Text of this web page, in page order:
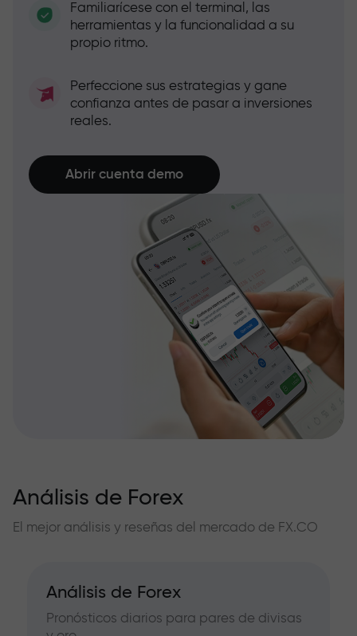
Familiarícese con el terminal, las
herramientas y la funcionalidad a su
propio ritmo.
Perfeccione sus estrategias y gane
confianza antes de pasar a inversiones
reales.
Abrir cuenta demo
Análisis de Forex
El mejor análisis y reseñas del mercado de FX.CO
Análisis de Forex
Pronósticos diarios para pares de divisas